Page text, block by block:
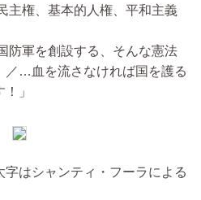
主権、基本的人権、平和主義
国防軍を創設する、そんな憲法
／…血を流さなければ国を護る
」
はシャンティ・フーラによる